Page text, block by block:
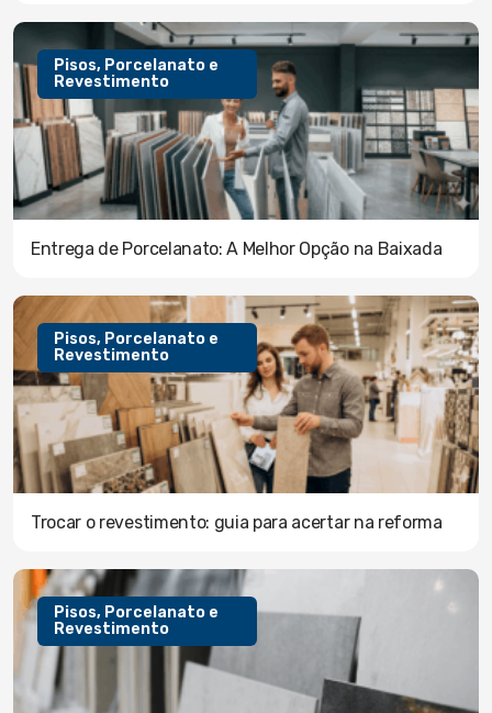
Pisos, Porcelanato e
Revestimento
Entrega de Porcelanato: A Melhor Opção na Baixada
Pisos, Porcelanato e
Revestimento
Trocar o revestimento: guia para acertar na reforma
Pisos, Porcelanato e
Revestimento